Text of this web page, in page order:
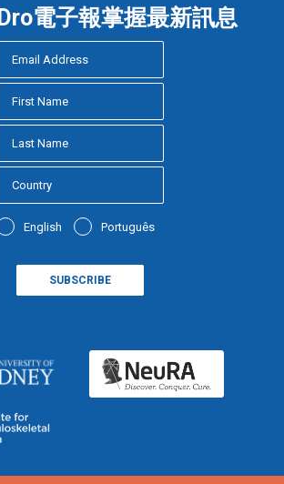
電子報掌握最新訊息
English Português